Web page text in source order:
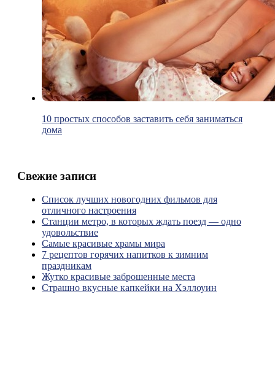
10 простых способов заставить себя заниматься
дома
Свежие записи
Список лучших новогодних фильмов для
отличного настроения
Станции метро, в которых ждать поезд — одно
удовольствие
Самые красивые храмы мира
7 рецептов горячих напитков к зимним
праздникам
Жутко красивые заброшенные места
Страшно вкусные капкейки на Хэллоуин